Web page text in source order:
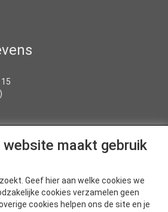
website maakt gebruik
Geef hier aan welke cookies we
cookies verzamelen geen
cookies helpen ons de site en je